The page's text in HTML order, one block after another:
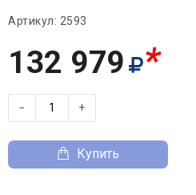
Артикул: 2593
132 979 *
− +
Купить